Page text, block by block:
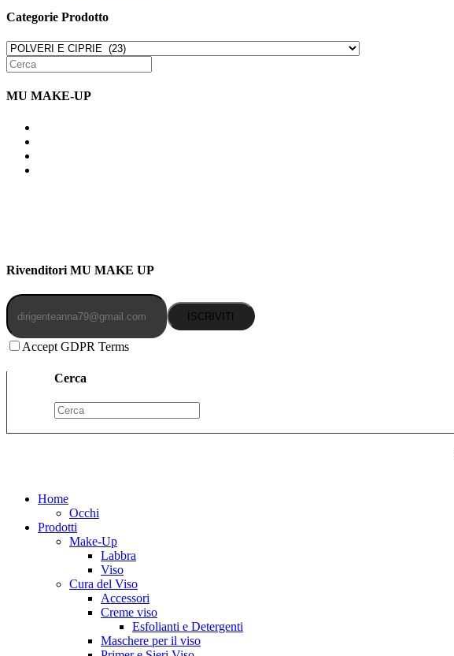
Categorie Prodotto
MU MAKE-UP
Rivenditori MU MAKE UP
ISCRIVITI
Accept GDPR Terms
Cerca
Home
Occhi
Prodotti
Make-Up
Labbra
Viso
Cura del Viso
Accessori
Creme viso
Esfolianti e Detergenti
Maschere per il viso